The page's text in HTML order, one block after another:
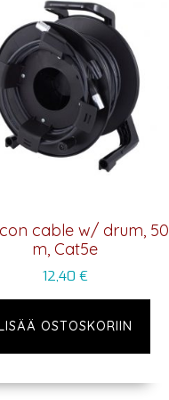
cable w/ drum, 50
m, Cat5e
12,40 €
OSTOSKORIIN